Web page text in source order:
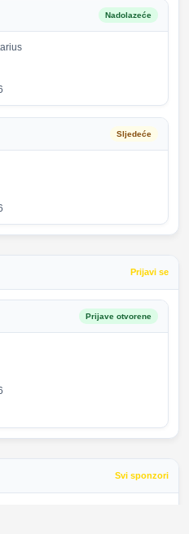
Nadolazeće
Sljedeće
Prijavi se
Prijave otvorene
Svi sponzori